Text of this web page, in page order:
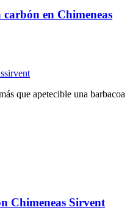
en Chimeneas
que apetecible una barbacoa
Chimeneas Sirvent